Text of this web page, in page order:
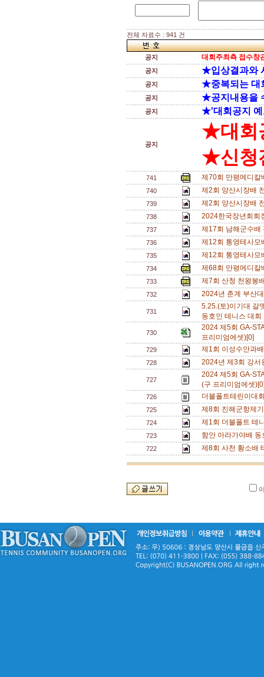
전체 자료수 : 941 건
공지 대회주최측 접수창
공지 ★입상결과와
공지 ★중복되는 대
공지 ★공지내용을
공지 ★'대회공지 예
공지
★대회
★신청
741 제70회 만평메디
740 제2회 양산시장배
739 제2회 양산시장배
738 2024한국장년회회
737 제17회 남해군수
736 제12회 통영테사
735 제12회 통영테사
734 제68회 만평메디
733 제7회 산청 천왕봉
732 2024년 춘계 부산
731
5.25.(토)이기대 갈
동호인 테니스 대
730
2024 제5회 GA-
프리미엄에셋)[0]
729 제1회 이성수안과
728 2024년 제3회 강
727
2024 제5회 GA-
(구 프리미엄에셋
726 더블폴트테린이대
725 제8회 진해군항제
724 제1회 더블폴트 테
723 함안 아라가야배
722 제8회 사천 황소배